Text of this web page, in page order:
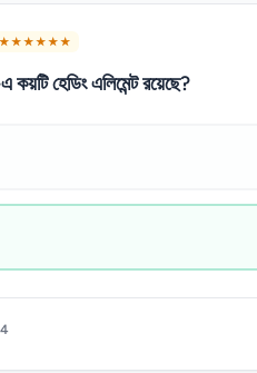
★ ★ ★ ★ ★
হেডিং এলিমেন্ট রয়েছে?